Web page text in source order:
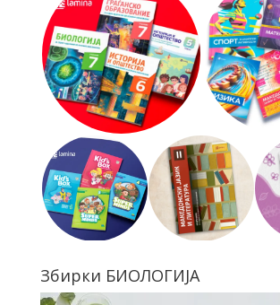
Збирки БИОЛОГИЈА